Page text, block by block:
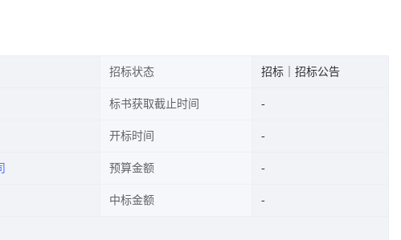
招标状态 招标｜招标公告
标书获取截止时间
开标时间
预算金额
中标金额